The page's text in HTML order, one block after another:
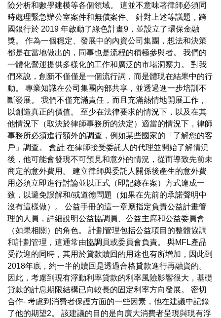
險分析和數學建模等各個領域。 這並不意味著律師必須同
時處理緊急辦公室案件和無償案件。 針對上述等議題，跨
國銀行於 2019 年啟動了綠色計畫9，並設立了環保金融
獎。 作為一個穩定、發展中的內資公司集團，想法和決策
都是在當地做出的，同事也是流程的積極參與者。 我們的
一體化營運提供多樣化的工作和廣泛的市場洞察力。 對我
們來說，創新不僅僅是一個流行詞，而是體現在結果中的行
動。 專業知識在公司集團內部共享，並透過進一步培訓不
斷發展。 我們不僅充滿責任，而且充滿熱情地開展工作，
以創造真正的價值。 至少在法律要求的情況下，以及在其
他情況下（取決於律師事務所的決定）適當的情況下，律師
事務所必須進行額外的調查，例如某些國家的「了解您的客
戶」調查。 會計 在律師接受委託人的代理並開始了解情況
後，他可能會發現不可預見和意外的情況，從而導致先前未
商定的意外費用。 建立律師與委託人關係後產生的意外費
用必須立即進行討論並以正式（即記錄在案）方式達成一
致，以避免誤解和/或道德問題（如果在先前的承諾聲明中
沒有這樣做）。 公益手冊的這一章應指定負責公益計畫管
理的人員，詳細說明公益協調員、公益主席和公益委員會
（如果相關）的角色。 計劃管理包括公益項目的整體協調
和計劃管理，這通常由協調員或委員會負責。 與MFL產品
受歡迎的同時，其用於貸款贖回的用途也有所增加，因此到
2018年底，約一半的贖回是透過合格貸款進行再融資的。
因此，考慮到現有浮動利率貸款的利率風險影響很大，基礎
貸款的計息期限結構已向較長的固定利率方向發展。 密切
合作- 考慮到消費者保護方面的一些因素，他在建議中記錄
了他的期望2。 該建議的目的是向廣大消費者呈現與現有浮